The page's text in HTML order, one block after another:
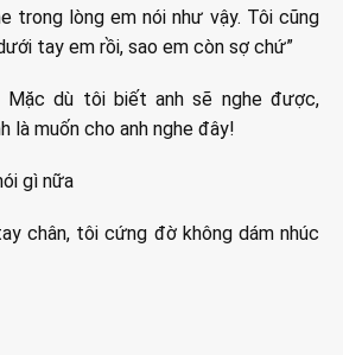
trong lòng em nói như vậy. Tôi cũng
tay em rồi, sao em còn sợ chứ”
Mặc dù tôi biết anh sẽ nghe được,
là muốn cho anh nghe đây!
gì nữa
chân, tôi cứng đờ không dám nhúc